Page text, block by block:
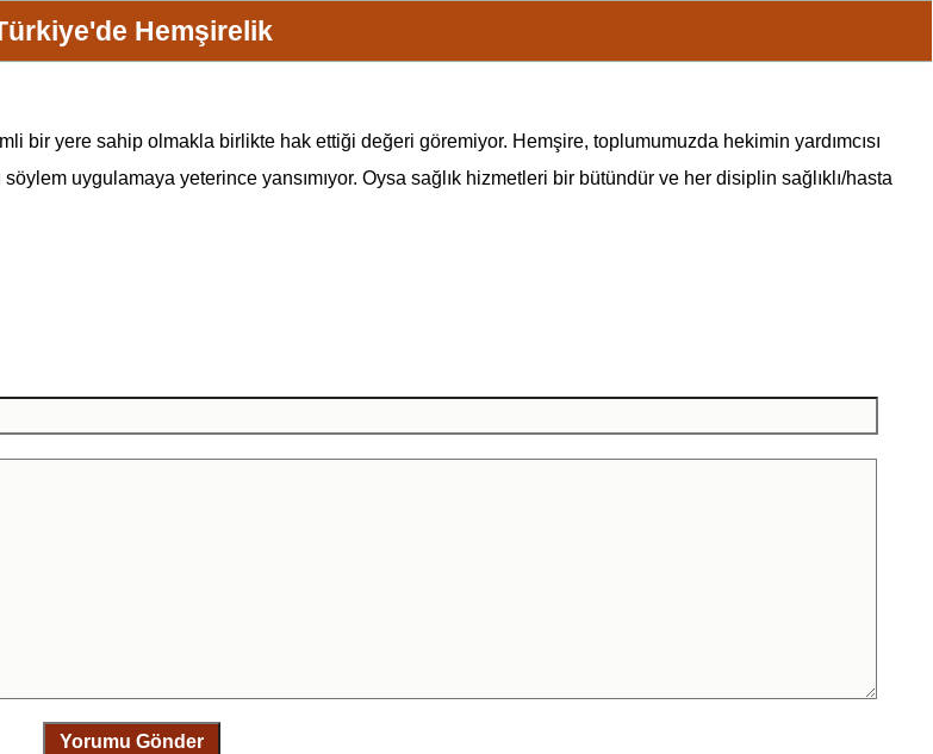
Hemşirelik
bir yere sahip olmakla birlikte hak ettiği değeri göremiyor. Hemşire, toplumumuzda hekimin yardımcısı
uygulamaya yeterince yansımıyor. Oysa sağlık hizmetleri bir bütündür ve her disiplin sağlıklı/hasta
Yorumu Gönder